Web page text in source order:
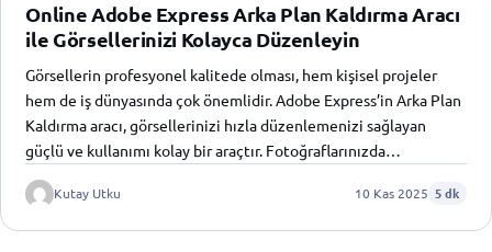
Online Adobe Express Arka Plan Kaldırma Aracı
ile Görsellerinizi Kolayca Düzenleyin
Görsellerin profesyonel kalitede olması, hem kişisel projeler
hem de iş dünyasında çok önemlidir. Adobe Express’in Arka Plan
Kaldırma aracı, görsellerinizi hızla düzenlemenizi sağlayan
güçlü ve kullanımı kolay bir araçtır. Fotoğraflarınızda…
Kutay Utku 10 Kas 2025 5 dk